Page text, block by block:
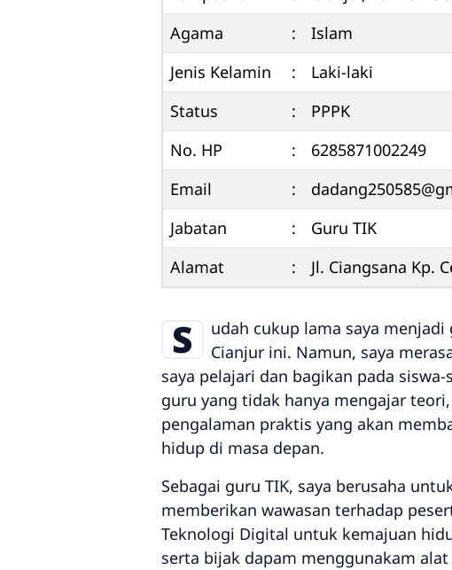
Agama
:
Islam
Jenis Kelamin
:
Laki-laki
Status
:
PPPK
No. HP
:
6285871002249
Email
:
Jabatan
:
Guru TIK
Alamat
: Jl. Ciangsana Kp.
S
udah cukup lama saya
Cianjur ini. Namun, saya
saya pelajari dan bagikan pada
guru yang tidak hanya mengajar
pengalaman praktis yang akan
hidup di masa depan.
Sebagai guru TIK, saya berusaha
memberikan wawasan terhadap
Teknologi Digital untuk kemajuan
serta bijak dapam menggunakam